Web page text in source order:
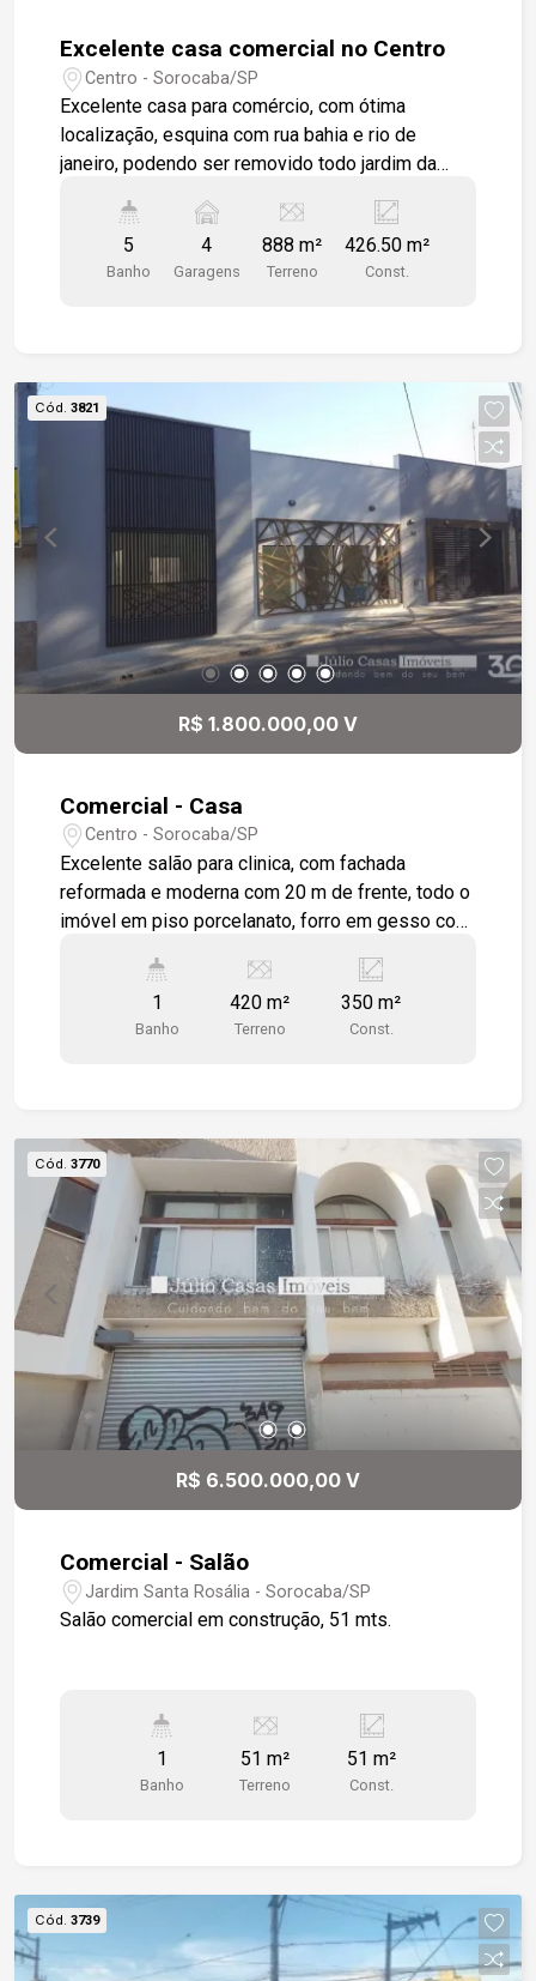
Excelente casa comercial no Centro
Centro - Sorocaba/SP
Excelente casa para comércio, com ótima
localização, esquina com rua bahia e rio de
janeiro, podendo ser removido todo jardim da
ambientes espaçosos, sala grande, cozinha
grande, copa, 3 dormitórios, varanda, escritório,
lavabo e quintal grande.
5
Banho
4
Garagens
888 m²
Terreno
426.50 m²
Const.
Cód. 3821
R$ 1.800.000,00 V
Comercial - Casa
Centro - Sorocaba/SP
Excelente salão para clinica, com fachada
reformada e moderna com 20 m de frente, todo o
imóvel em piso porcelanato, forro em gesso com
salas para atendimento, todas com lavatórios.
Banheiros também reformados.
1
Banho
420 m²
Terreno
350 m²
Const.
Cód. 3770
R$ 6.500.000,00 V
Comercial - Salão
Jardim Santa Rosália - Sorocaba/SP
Salão comercial em construção, 51 mts.
1
Banho
51 m²
Terreno
51 m²
Const.
Cód. 3739